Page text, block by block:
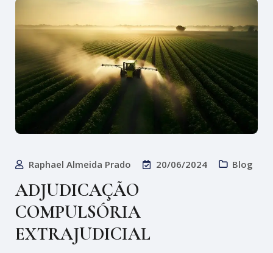
Raphael Almeida Prado 20/06/2024 Blog
ADJUDICAÇÃO
COMPULSÓRIA
EXTRAJUDICIAL